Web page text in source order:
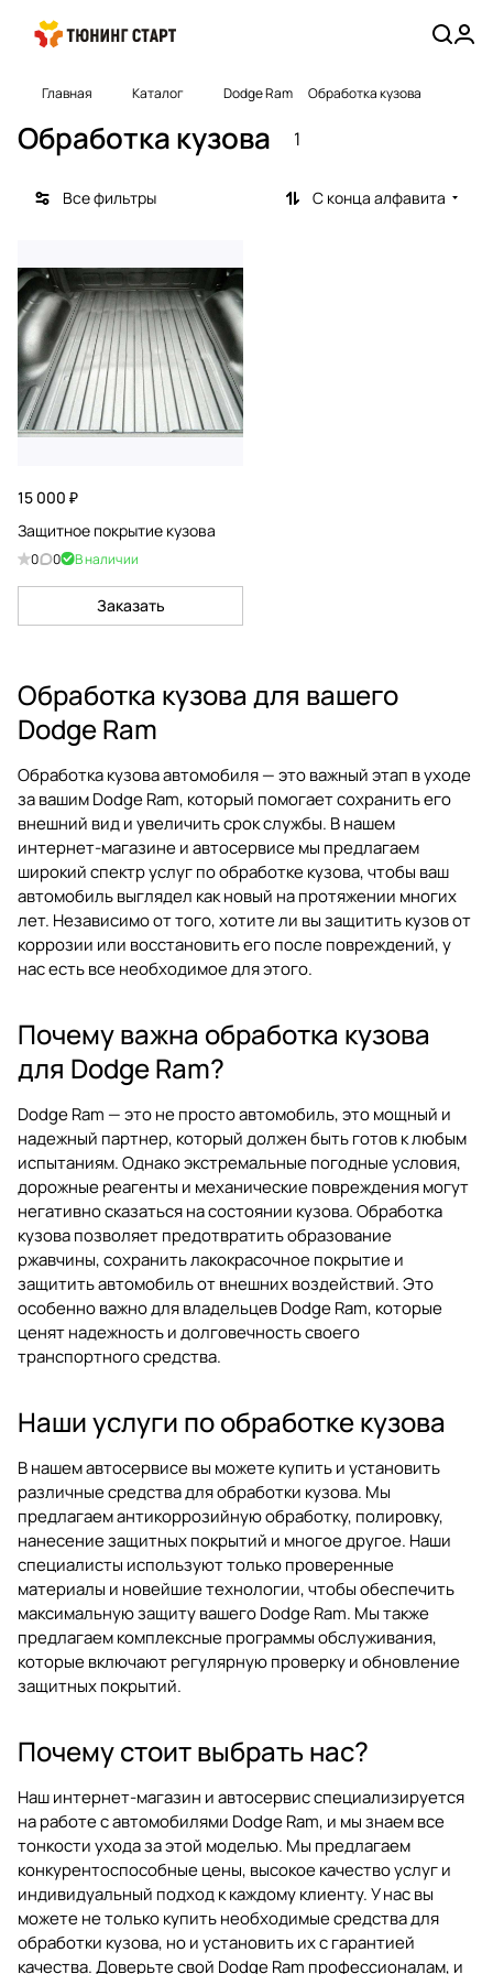
Главная Каталог Dodge Ram Обработка кузова
Обработка кузова 1
Все фильтры С конца алфавита
15 000 ₽
Защитное покрытие кузова
0 0 В наличии
Заказать
Обработка кузова для вашего
Dodge Ram
Обработка кузова автомобиля — это важный этап в уходе
за вашим Dodge Ram, который помогает сохранить его
внешний вид и увеличить срок службы. В нашем
интернет-магазине и автосервисе мы предлагаем
широкий спектр услуг по обработке кузова, чтобы ваш
автомобиль выглядел как новый на протяжении многих
лет. Независимо от того, хотите ли вы защитить кузов от
коррозии или восстановить его после повреждений, у
нас есть все необходимое для этого.
Почему важна обработка кузова
для Dodge Ram?
Dodge Ram — это не просто автомобиль, это мощный и
надежный партнер, который должен быть готов к любым
испытаниям. Однако экстремальные погодные условия,
дорожные реагенты и механические повреждения могут
негативно сказаться на состоянии кузова. Обработка
кузова позволяет предотвратить образование
ржавчины, сохранить лакокрасочное покрытие и
защитить автомобиль от внешних воздействий. Это
особенно важно для владельцев Dodge Ram, которые
ценят надежность и долговечность своего
транспортного средства.
Наши услуги по обработке кузова
В нашем автосервисе вы можете купить и установить
различные средства для обработки кузова. Мы
предлагаем антикоррозийную обработку, полировку,
нанесение защитных покрытий и многое другое. Наши
специалисты используют только проверенные
материалы и новейшие технологии, чтобы обеспечить
максимальную защиту вашего Dodge Ram. Мы также
предлагаем комплексные программы обслуживания,
которые включают регулярную проверку и обновление
защитных покрытий.
Почему стоит выбрать нас?
Наш интернет-магазин и автосервис специализируется
на работе с автомобилями Dodge Ram, и мы знаем все
тонкости ухода за этой моделью. Мы предлагаем
конкурентоспособные цены, высокое качество услуг и
индивидуальный подход к каждому клиенту. У нас вы
можете не только купить необходимые средства для
обработки кузова, но и установить их с гарантией
качества. Доверьте свой Dodge Ram профессионалам, и